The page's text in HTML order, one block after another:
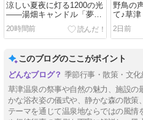
涼しい夏夜に灯る1200の光
――湯畑キャンドル「夢の
灯り」8月22日(土)開催
20時間前
野鳥の
て♪草津
散策
2日前
このブログのここがポイント
季節行事・散策・文
草津温泉の祭事や自然の魅力、施設の
かな浴衣姿の儀式や、静かな森の散策
テーマを通じて温泉地ならではの風